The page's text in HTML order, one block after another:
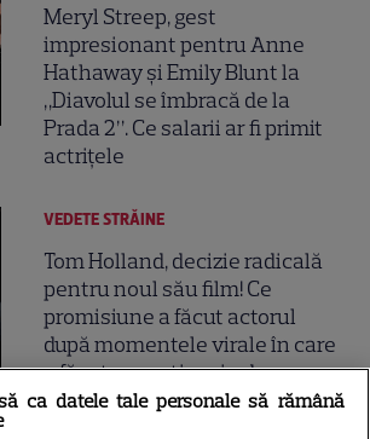
Meryl Streep, gest
impresionant pentru Anne
Hathaway și Emily Blunt la
„Diavolul se îmbracă de la
Prada 2”. Ce salarii ar fi primit
actrițele
VEDETE STRĂINE
Tom Holland, decizie radicală
pentru noul său film! Ce
promisiune a făcut actorul
după momentele virale în care
a făcut senzație prin dans
ca datele tale personale să rămână